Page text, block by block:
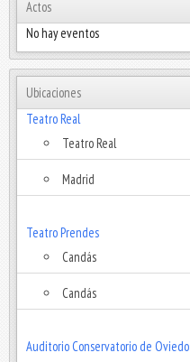
Actos
No hay eventos
Ubicaciones
Teatro Real
Teatro Real
Madrid
Teatro Prendes
Candás
Candás
Auditorio Conservatorio de Oviedo